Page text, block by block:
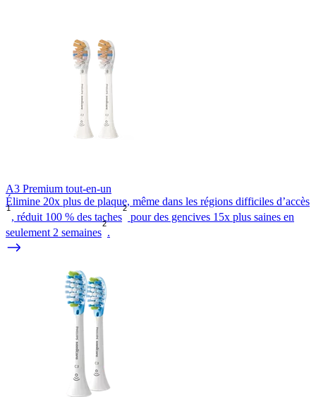
A3 Premium tout-en-un
Élimine 20x plus de plaque, même dans les régions difficiles d’accès
1
, réduit 100 % des taches
2
pour des gencives 15x plus saines en
seulement 2 semaines
2
.